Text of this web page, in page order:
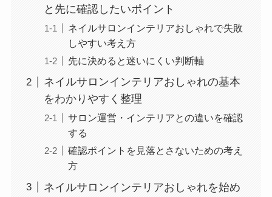
と先に確認したいポイント
ネイルサロンインテリアおしゃれで失敗
しやすい考え方
先に決めると迷いにくい判断軸
ネイルサロンインテリアおしゃれの基本
をわかりやすく整理
サロン運営・インテリアとの違いを確認
する
確認ポイントを見落とさないための考え
方
ネイルサロンインテリアおしゃれを始め